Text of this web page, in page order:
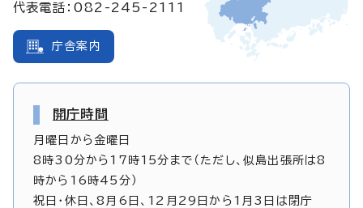
代表電話：082-245-2111
庁舎案内
開庁時間
月曜日から金曜日
8時30分から17時15分まで（ただし、似島出張所は8
時から16時45分）
祝日・休日、8月6日、12月29日から1月3日は閉庁